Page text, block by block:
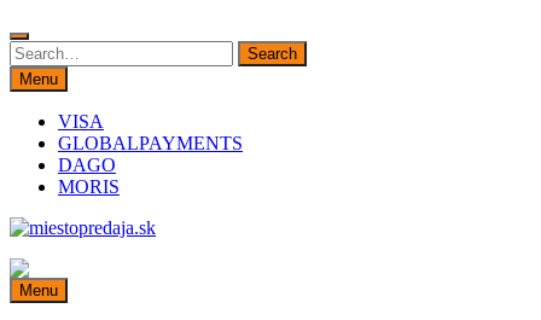
Search
for:
Search
Menu
VISA
GLOBALPAYMENTS
DAGO
MORIS
miestopredaja.sk
Miesto predaja
Menu